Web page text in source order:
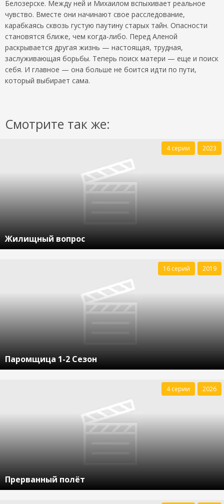
Белозерске. Между ней и Михаилом вспыхивает реальное
чувство. Вместе они начинают свое расследование,
карабкаясь сквозь густую паутину старых тайн. Опасности
становятся ближе, чем когда-либо. Перед Аленой
раскрывается другая жизнь — настоящая, трудная,
заслуживающая борьбы. Теперь поиск матери — еще и поиск
себя. И главное — она больше не боится идти по пути,
который выбирает сама.
Смотрите так же:
Жилищный вопрос
4 серии 2023
Паромщица 1-2 Сезон
16 серий 2019
Прерванный полёт
4 серии 2026